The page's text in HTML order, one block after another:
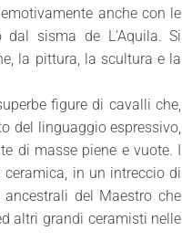
anche con le
sisma de L’Aquila. Si
la pittura, la scultura e la
figure di cavalli che,
del linguaggio espressivo,
di masse piene e vuote. I
in un intreccio di
del Maestro che
altri grandi ceramisti nelle